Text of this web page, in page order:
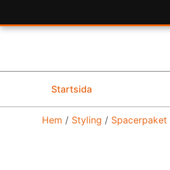
Startsida
Hem / Styling / Spacerpaket